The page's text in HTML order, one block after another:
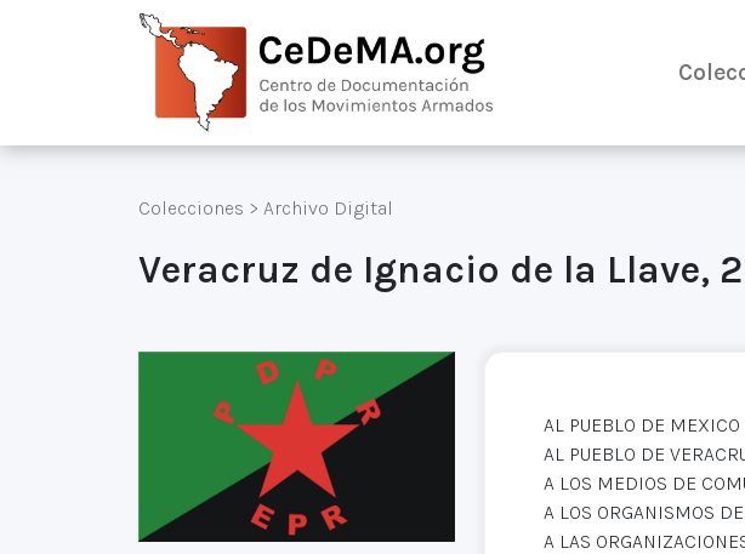
Colecciones > Archivo Digital
Veracruz de Ignacio de la Llave,
AL PUEBLO DE MEXICO
AL PUEBLO DE
A LOS MEDIOS DE
A LOS ORGANISMOS
A LAS